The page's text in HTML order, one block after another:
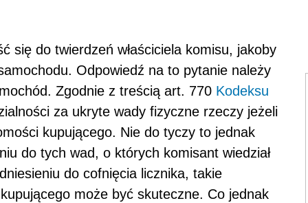
się do twierdzeń właściciela komisu, jakoby
Odpowiedź na to pytanie należy
Zgodnie z treścią art. 770 Kodeksu
za ukryte wady fizyczne rzeczy jeżeli
kupującego. Nie do tyczy to jednak
do tych wad, o których komisant wiedział
do cofnięcia licznika, takie
może być skuteczne. Co jednak